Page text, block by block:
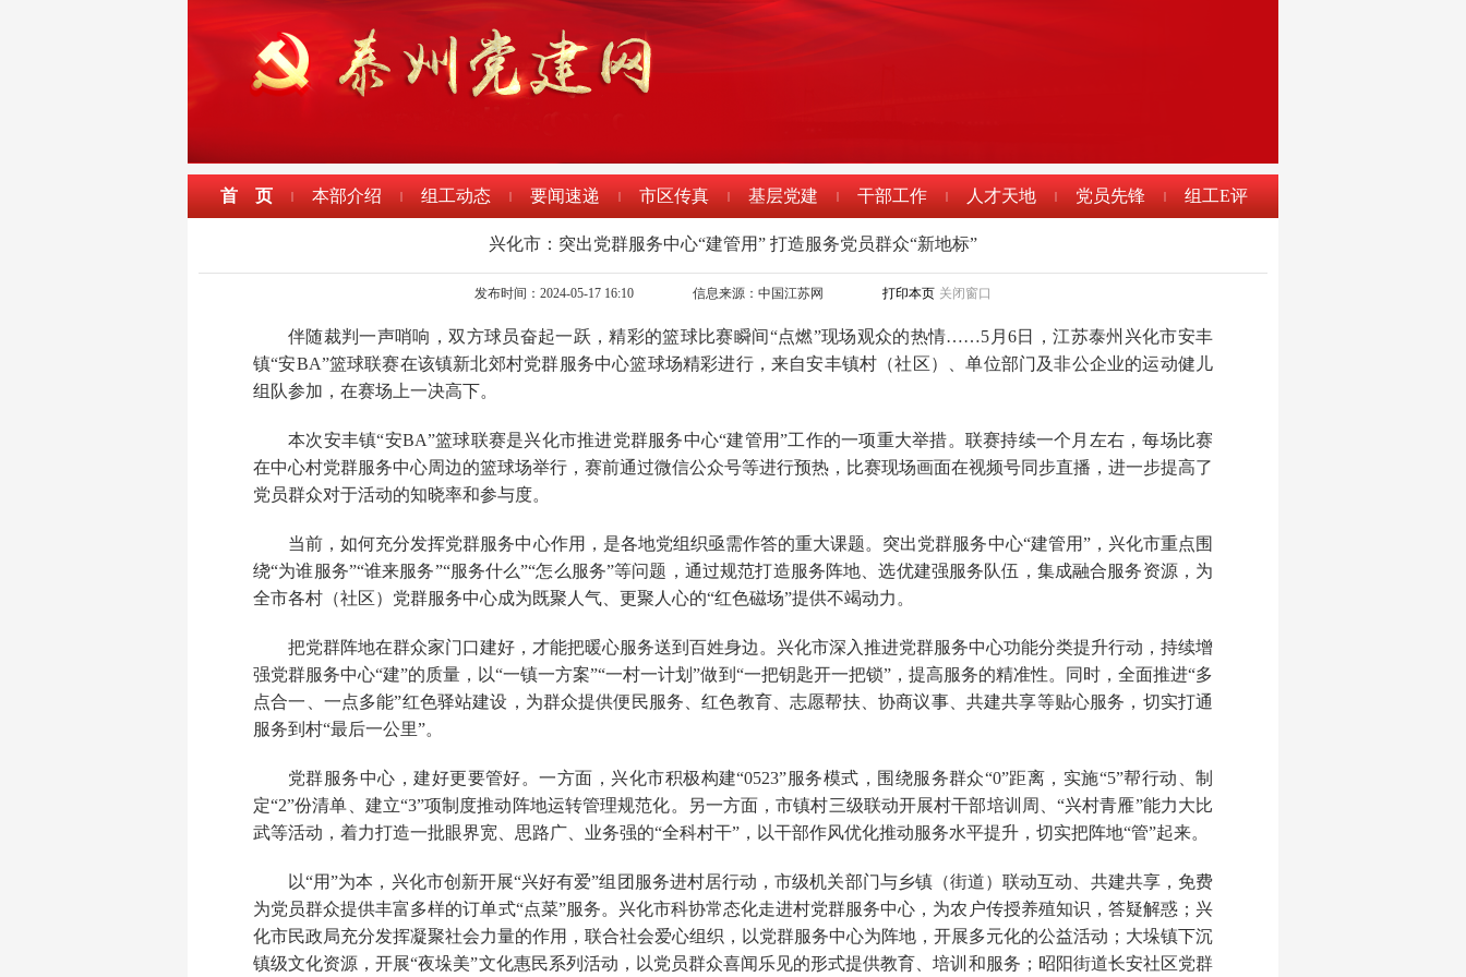
首 页 | 本部介绍 | 组工动态 | 要闻速递 | 市区传真 | 基层党建 | 干部工作 | 人才天地 | 党员先锋 | 组工E评
兴化市：突出党群服务中心“建管用” 打造服务党员群众“新地标”
发布时间：2024-05-17 16:10 信息来源：中国江苏网 打印本页 关闭窗口
伴随裁判一声哨响，双方球员奋起一跃，精彩的篮球比赛瞬间“点燃”现场观众的热情……5月6日，江苏泰州兴化市安丰
镇“安BA”篮球联赛在该镇新北郊村党群服务中心篮球场精彩进行，来自安丰镇村（社区）、单位部门及非公企业的运动健儿
组队参加，在赛场上一决高下。
本次安丰镇“安BA”篮球联赛是兴化市推进党群服务中心“建管用”工作的一项重大举措。联赛持续一个月左右，每场比赛
在中心村党群服务中心周边的篮球场举行，赛前通过微信公众号等进行预热，比赛现场画面在视频号同步直播，进一步提高了
党员群众对于活动的知晓率和参与度。
当前，如何充分发挥党群服务中心作用，是各地党组织亟需作答的重大课题。突出党群服务中心“建管用”，兴化市重点围
绕“为谁服务”“谁来服务”“服务什么”“怎么服务”等问题，通过规范打造服务阵地、选优建强服务队伍，集成融合服务资源，为
全市各村（社区）党群服务中心成为既聚人气、更聚人心的“红色磁场”提供不竭动力。
把党群阵地在群众家门口建好，才能把暖心服务送到百姓身边。兴化市深入推进党群服务中心功能分类提升行动，持续增
强党群服务中心“建”的质量，以“一镇一方案”“一村一计划”做到“一把钥匙开一把锁”，提高服务的精准性。同时，全面推进“多
点合一、一点多能”红色驿站建设，为群众提供便民服务、红色教育、志愿帮扶、协商议事、共建共享等贴心服务，切实打通
服务到村“最后一公里”。
党群服务中心，建好更要管好。一方面，兴化市积极构建“0523”服务模式，围绕服务群众“0”距离，实施“5”帮行动、制
定“2”份清单、建立“3”项制度推动阵地运转管理规范化。另一方面，市镇村三级联动开展村干部培训周、“兴村青雁”能力大比
武等活动，着力打造一批眼界宽、思路广、业务强的“全科村干”，以干部作风优化推动服务水平提升，切实把阵地“管”起来。
以“用”为本，兴化市创新开展“兴好有爱”组团服务进村居行动，市级机关部门与乡镇（街道）联动互动、共建共享，免费
为党员群众提供丰富多样的订单式“点菜”服务。兴化市科协常态化走进村党群服务中心，为农户传授养殖知识，答疑解惑；兴
化市民政局充分发挥凝聚社会力量的作用，联合社会爱心组织，以党群服务中心为阵地，开展多元化的公益活动；大垛镇下沉
镇级文化资源，开展“夜垛美”文化惠民系列活动，以党员群众喜闻乐见的形式提供教育、培训和服务；昭阳街道长安社区党群